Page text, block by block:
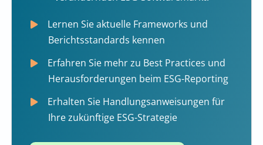
Lernen Sie aktuelle Frameworks und
Berichtsstandards kennen
Erfahren Sie mehr zu Best Practices und
Herausforderungen beim ESG-Reporting
Erhalten Sie Handlungsanweisungen für
Ihre zukünftige ESG-Strategie